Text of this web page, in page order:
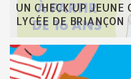
UN CHECK'UP JEUNE
LYCÉE DE BRIANÇON